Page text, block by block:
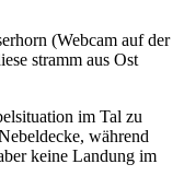
(Webcam auf der
stramm aus Ost
im Tal zu
während
keine Landung im